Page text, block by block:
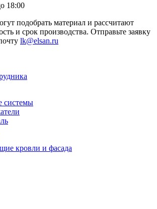
18:00
подобрать материал и рассчитают
и срок производства. Отправьте заявку
lk@elsan.ru
системы
кровли и фасада